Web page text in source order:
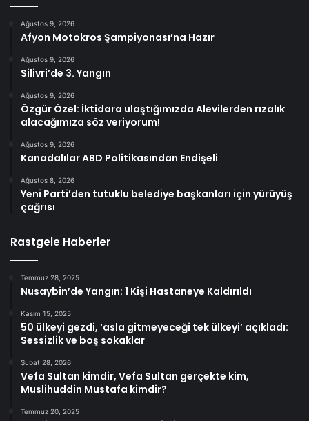
Ağustos 9, 2026
Afyon Motokros Şampiyonası’na Hazır
Ağustos 9, 2026
Silivri’de 3. Yangın
Ağustos 9, 2026
Özgür Özel: İktidara ulaştığımızda Alevilerden rızalık
alacağımıza söz veriyorum!
Ağustos 9, 2026
Kanadalılar ABD Politikasından Endişeli
Ağustos 8, 2026
Yeni Parti’den tutuklu belediye başkanları için yürüyüş
çağrısı
Rastgele Haberler
Temmuz 28, 2025
Nusaybin’de Yangın: 1 Kişi Hastaneye Kaldırıldı
Kasım 15, 2025
50 ülkeyi gezdi, ‘asla gitmeyeceği tek ülkeyi’ açıkladı:
Sessizlik ve boş sokaklar
Şubat 28, 2026
Vefa Sultan kimdir, Vefa Sultan gerçekte kim,
Muslihuddin Mustafa kimdir?
Temmuz 20, 2025